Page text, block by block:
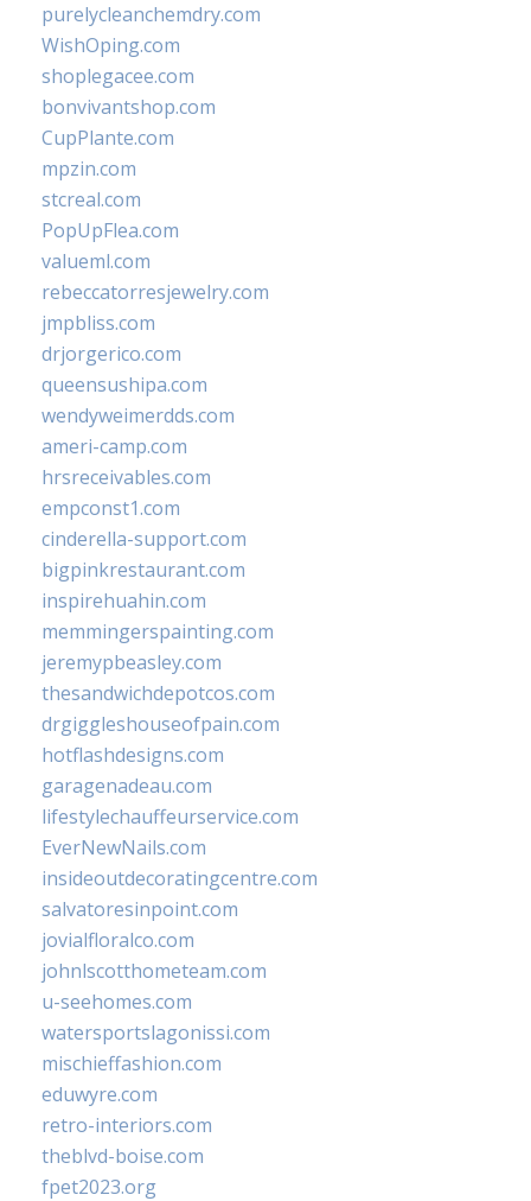
purelycleanchemdry.com
WishOping.com
shoplegacee.com
bonvivantshop.com
CupPlante.com
mpzin.com
stcreal.com
PopUpFlea.com
valueml.com
rebeccatorresjewelry.com
jmpbliss.com
drjorgerico.com
queensushipa.com
wendyweimerdds.com
ameri-camp.com
hrsreceivables.com
empconst1.com
cinderella-support.com
bigpinkrestaurant.com
inspirehuahin.com
memmingerspainting.com
jeremypbeasley.com
thesandwichdepotcos.com
drgiggleshouseofpain.com
hotflashdesigns.com
garagenadeau.com
lifestylechauffeurservice.com
EverNewNails.com
insideoutdecoratingcentre.com
salvatoresinpoint.com
jovialfloralco.com
johnlscotthometeam.com
u-seehomes.com
watersportslagonissi.com
mischieffashion.com
eduwyre.com
retro-interiors.com
theblvd-boise.com
fpet2023.org